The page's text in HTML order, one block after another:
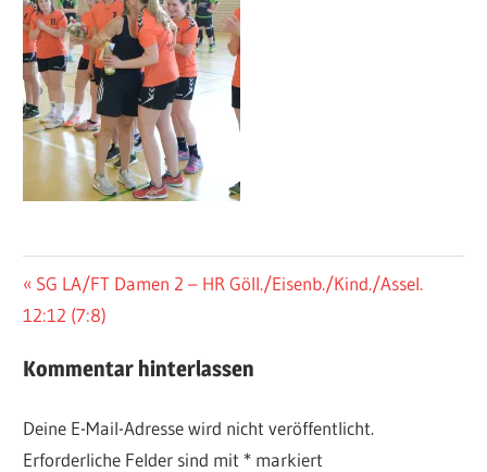
Beitragsnavigation
Vorheriger
Beitrag:
SG LA/FT Damen 2 – HR Göll./Eisenb./Kind./Assel.
12:12 (7:8)
Kommentar hinterlassen
Deine E-Mail-Adresse wird nicht veröffentlicht.
Erforderliche Felder sind mit * markiert